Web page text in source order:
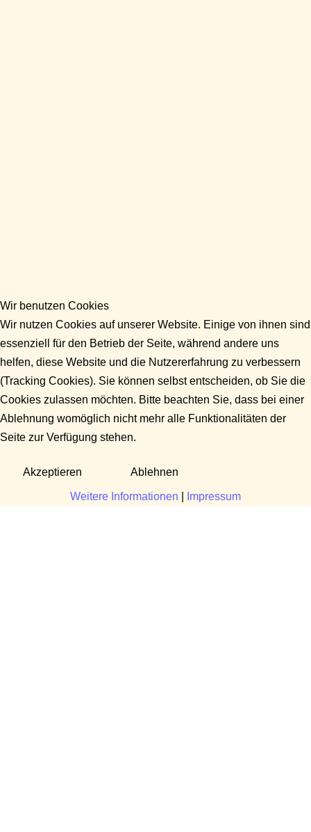
Wir benutzen Cookies
Wir nutzen Cookies auf unserer Website. Einige von ihnen sind
essenziell für den Betrieb der Seite, während andere uns
helfen, diese Website und die Nutzererfahrung zu verbessern
(Tracking Cookies). Sie können selbst entscheiden, ob Sie die
Cookies zulassen möchten. Bitte beachten Sie, dass bei einer
Ablehnung womöglich nicht mehr alle Funktionalitäten der
Seite zur Verfügung stehen.
Akzeptieren Ablehnen
Weitere Informationen Impressum